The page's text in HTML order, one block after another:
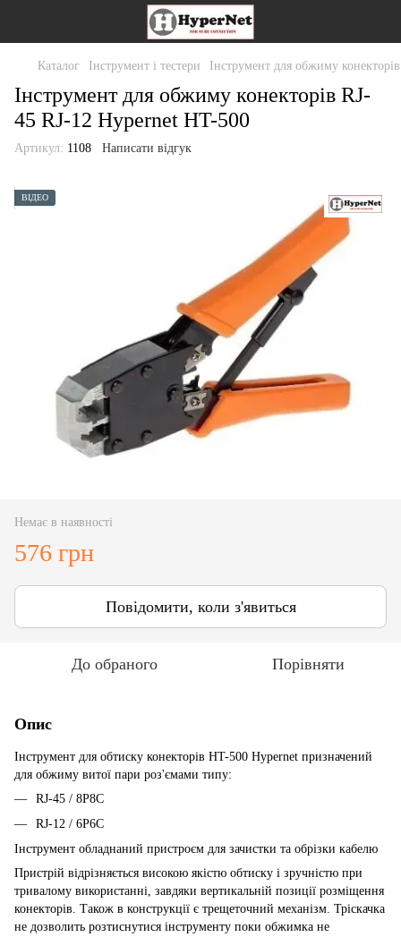
Каталог Інструмент і тестери Інструмент для обжиму конекторів
Інструмент для обжиму конекторів RJ-
45 RJ-12 Hypernet HT-500
Артикул: 1108 Написати відгук
ВІДЕО
Немає в наявності
576 грн
Повідомити, коли з'явиться
До обраного Порівняти
Опис
Інструмент для обтиску конекторів HT-500 Hypernet призначений
для обжиму витої пари роз'ємами типу:
RJ-45 / 8P8C
RJ-12 / 6P6C
Інструмент обладнаний пристроєм для зачистки та обрізки кабелю
Пристрій відрізняється високою якістю обтиску і зручністю при
тривалому використанні, завдяки вертикальній позиції розміщення
конекторів. Також в конструкції є трещеточний механізм. Тріскачка
не дозволить розтиснутися інструменту поки обжимка не